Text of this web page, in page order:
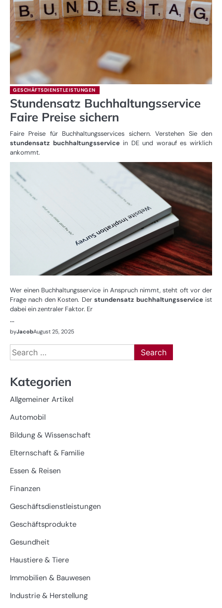
GESCHÄFTSDIENSTLEISTUNGEN
Stundensatz Buchhaltungsservice
Faire Preise sichern
Faire Preise für Buchhaltungsservices sichern. Verstehen Sie den
stundensatz buchhaltungsservicein DE und worauf es wirklich
ankommt.
Wer einen Buchhaltungsservice in Anspruch nimmt, steht oft vor der
Frage nach den Kosten. Derstundensatz buchhaltungsserviceist
dabei ein zentraler Faktor. Er
…
byJacobAugust 25, 2025
Search
for:
Kategorien
Allgemeiner Artikel
Automobil
Bildung & Wissenschaft
Elternschaft & Familie
Essen & Reisen
Finanzen
Geschäftsdienstleistungen
Geschäftsprodukte
Gesundheit
Haustiere & Tiere
Immobilien & Bauwesen
Industrie & Herstellung